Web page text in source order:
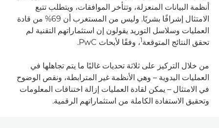
أنظمة البيانات المنعزلة، وتتأخر الموافقات، ويتطلب تتبع
الامتثال إشرافًا بشريًا. وليس من المستغرب أن 69% من قادة
العمليات وسلاسل التوريد يقولون إن استثماراتهم التقنية لم
تحقق النتائج المتوقعة1، وفقًا لأبحاث PwC.
من خلال التركيز على ثلاثة تحديات غالبًا ما يتم تجاهلها في
العمليات اليدوية – وهي الأنظمة غير المترابطة، ونقص الوضوح
في الامتثال – يمكن لقادة العمليات إزالة اختناقات المعلومات
وتحقيق الاستفادة الكاملة من استثماراتهم الرقمية.